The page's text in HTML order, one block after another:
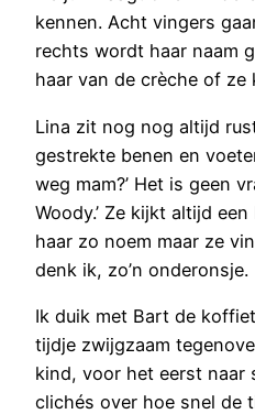
kennen. Acht vingers
rechts wordt haar naam
haar van de crèche of ze
Lina zit nog nog altijd
gestrekte benen en
weg mam?’ Het is geen
Woody.’ Ze kijkt altijd
haar zo noem maar ze
denk ik, zo’n onderonsje.
Ik duik met Bart de
tijdje zwijgzaam
kind, voor het eerst naar
clichés over hoe snel de